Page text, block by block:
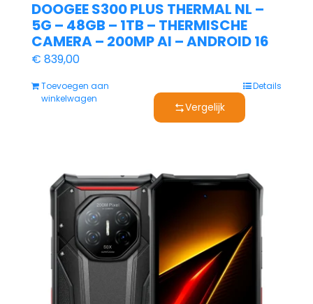
DOOGEE S300 PLUS THERMAL NL –
5G – 48GB – 1TB – THERMISCHE
CAMERA – 200MP AI – ANDROID 16
€ 839,00
Toevoegen aan
winkelwagen
Details
Vergelijk